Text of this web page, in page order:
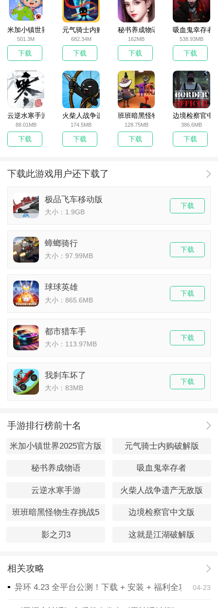
米加小镇世界2025官方版
501.3M
下载
元气骑士内购破解版
682.34M
下载
秘书养成物语
162MB
下载
吸血鬼幸存者
538.93MB
下载
云逆水寒手游
88.01MB
下载
火柴人战争遗产无敌版
174.5MB
下载
班班暗黑怪物生存挑战5
128.75MB
下载
边境检察官中
386.6MB
下载
下载此游戏用户还下载了
极品飞车移动版
大小：1.9GB
下载
蟑螂骑行
大小：97.99MB
下载
球球英雄
大小：865.6MB
下载
都市猎车手
大小：113.97MB
下载
我刹车坏了
大小：83MB
下载
手游排行榜前十名
米加小镇世界2025官方版 元气骑士内购破解版
秘书养成物语 吸血鬼幸存者
云逆水寒手游 火柴人战争遗产无敌版
班班暗黑怪物生存挑战5 边境检察官中文版
影之刃3 这就是江湖破解版
相关攻略
异环 4.23 全平台公测！下载 + 安装 + 福利全攻略，一
04-23